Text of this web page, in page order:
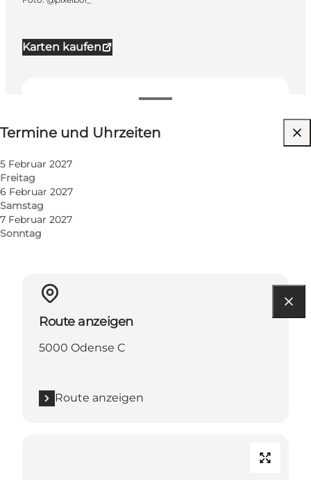
Karten kaufen
Termine und Uhrzeiten
Termine und Uhrzeiten
5 Februar 2027
Freitag
6 Februar 2027
Samstag
7 Februar 2027
Sonntag
Website besuchen
Mir selbst, Mein Partner, Freunde
Route anzeigen
5000 Odense C
Route anzeigen